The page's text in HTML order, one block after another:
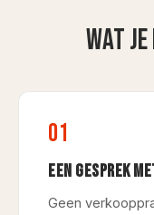
Wat
01
EEN GESPREK
Geen